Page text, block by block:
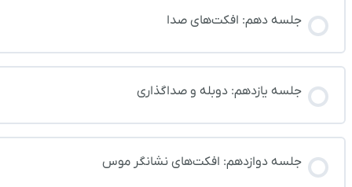
جلسه دهم: افکت‌های صدا
جلسه یازدهم: دوبله و صداگذاری
جلسه دوازدهم: افکت‌های نشانگر موس